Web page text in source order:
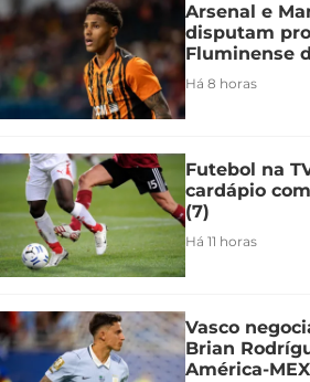
Arsenal e
disputam
Fluminense
Há 8 horas
Futebol na
cardápio
(7)
Há 11 horas
Vasco
Brian
América-MEX